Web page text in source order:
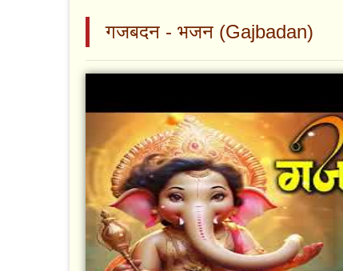
गजबदन - भजन (Gajbadan)